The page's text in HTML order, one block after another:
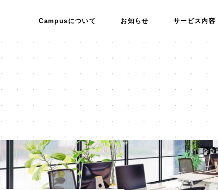
Campusについて お知らせ サービス内容